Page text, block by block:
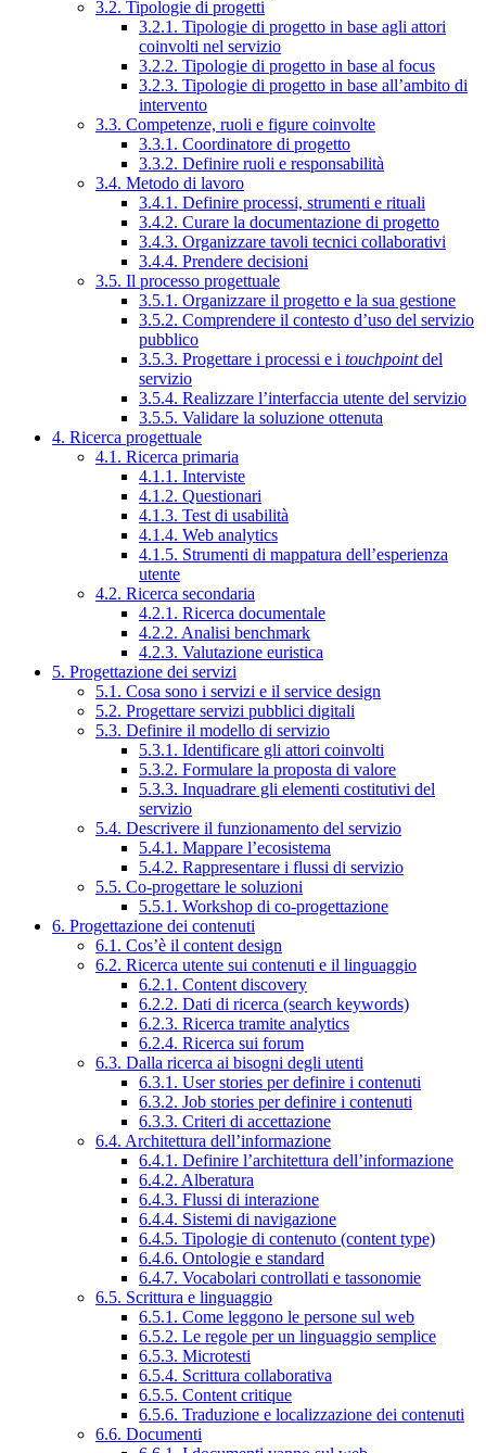
3.2. Tipologie di progetti
3.2.1. Tipologie di progetto in base agli attori
coinvolti nel servizio
3.2.2. Tipologie di progetto in base al focus
3.2.3. Tipologie di progetto in base all’ambito di
intervento
3.3. Competenze, ruoli e figure coinvolte
3.3.1. Coordinatore di progetto
3.3.2. Definire ruoli e responsabilità
3.4. Metodo di lavoro
3.4.1. Definire processi, strumenti e rituali
3.4.2. Curare la documentazione di progetto
3.4.3. Organizzare tavoli tecnici collaborativi
3.4.4. Prendere decisioni
3.5. Il processo progettuale
3.5.1. Organizzare il progetto e la sua gestione
3.5.2. Comprendere il contesto d’uso del servizio
pubblico
3.5.3. Progettare i processi e i touchpointdel
servizio
3.5.4. Realizzare l’interfaccia utente del servizio
3.5.5. Validare la soluzione ottenuta
4. Ricerca progettuale
4.1. Ricerca primaria
4.1.1. Interviste
4.1.2. Questionari
4.1.3. Test di usabilità
4.1.4. Web analytics
4.1.5. Strumenti di mappatura dell’esperienza
utente
4.2. Ricerca secondaria
4.2.1. Ricerca documentale
4.2.2. Analisi benchmark
4.2.3. Valutazione euristica
5. Progettazione dei servizi
5.1. Cosa sono i servizi e il service design
5.2. Progettare servizi pubblici digitali
5.3. Definire il modello di servizio
5.3.1. Identificare gli attori coinvolti
5.3.2. Formulare la proposta di valore
5.3.3. Inquadrare gli elementi costitutivi del
servizio
5.4. Descrivere il funzionamento del servizio
5.4.1. Mappare l’ecosistema
5.4.2. Rappresentare i flussi di servizio
5.5. Co-progettare le soluzioni
5.5.1. Workshop di co-progettazione
6. Progettazione dei contenuti
6.1. Cos’è il content design
6.2. Ricerca utente sui contenuti e il linguaggio
6.2.1. Content discovery
6.2.2. Dati di ricerca (search keywords)
6.2.3. Ricerca tramite analytics
6.2.4. Ricerca sui forum
6.3. Dalla ricerca ai bisogni degli utenti
6.3.1. User stories per definire i contenuti
6.3.2. Job stories per definire i contenuti
6.3.3. Criteri di accettazione
6.4. Architettura dell’informazione
6.4.1. Definire l’architettura dell’informazione
6.4.2. Alberatura
6.4.3. Flussi di interazione
6.4.4. Sistemi di navigazione
6.4.5. Tipologie di contenuto (content type)
6.4.6. Ontologie e standard
6.4.7. Vocabolari controllati e tassonomie
6.5. Scrittura e linguaggio
6.5.1. Come leggono le persone sul web
6.5.2. Le regole per un linguaggio semplice
6.5.3. Microtesti
6.5.4. Scrittura collaborativa
6.5.5. Content critique
6.5.6. Traduzione e localizzazione dei contenuti
6.6. Documenti